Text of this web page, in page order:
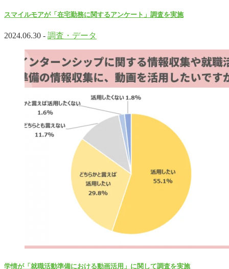
スマイルモアが「在宅勤務に関するアンケート」調査を実施
2024.06.30 - 調査・データ
学情が「就職活動準備における動画活用」に関して調査を実施